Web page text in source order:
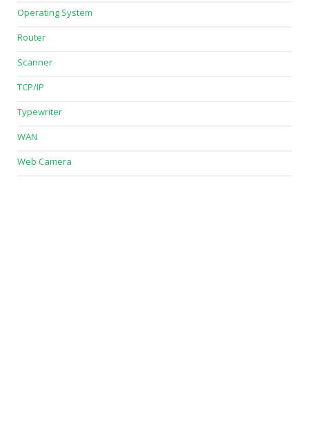
Operating System
Router
Scanner
TCP/IP
Typewriter
WAN
Web Camera